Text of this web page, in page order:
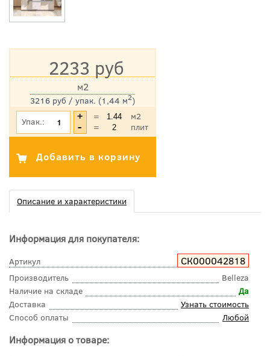
2233 руб
3216 руб / упак. (1,44 м2)
м2
*Цена указана с учетом НДС
Упак.: =
м2
=
плит
Описание и характеристики
Информация для покупателя:
Артикул СК000042818
Производитель
Belleza
Наличие на складе
Да
Доставка
Узнать стоимость
Способ оплаты
Любой
Информация о товаре: